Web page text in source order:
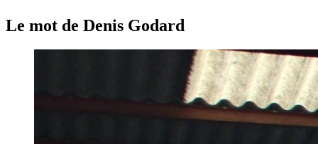
Le mot de Denis Godard